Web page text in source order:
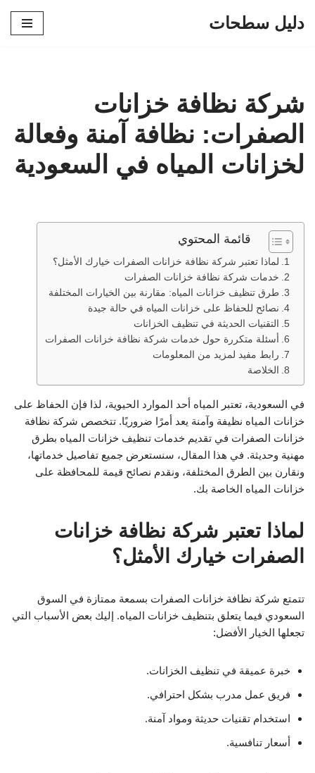
دليل سطحات
شركة نظافة خزانات
الصفرات: نظافة آمنة وفعالة
لخزانات المياه في السعودية
قائمة المحتوي
لماذا تعتبر شركة نظافة خزانات الصفرات خيارك الأمثل؟
خدمات شركة نظافة خزانات الصفرات
طرق تنظيف خزانات المياه: مقارنة بين الخيارات المختلفة
نصائح للحفاظ على خزانات المياه في حالة جيدة
التقنيات الحديثة في تنظيف الخزانات
أسئلة متكررة حول خدمات شركة نظافة خزانات الصفرات
رابط مفيد لمزيد من المعلومات
الخلاصة
في السعودية، تعتبر المياه أحد الموارد الحيوية، لذا فإن الحفاظ على
خزانات المياه نظيفة وآمنة يعد أمرًا ضروريًا. تتخصص شركة نظافة
خزانات الصفرات في تقديم خدمات تنظيف خزانات المياه بطرق
مهنية وحديثة. في هذا المقال، سنستعرض جميع تفاصيل خدماتها،
ونقارن بين الطرق المختلفة، ونقدم نصائح قيمة للمحافظة على
خزانات المياه الخاصة بك.
لماذا تعتبر شركة نظافة خزانات
الصفرات خيارك الأمثل؟
تتمتع شركة نظافة خزانات الصفرات بسمعة ممتازة في السوق
السعودي فيما يتعلق بتنظيف خزانات المياه. إليك بعض الأسباب التي
تجعلها الخيار الأفضل:
خبرة عميقة في تنظيف الخزانات.
فريق عمل مدرب بشكل احترافي.
استخدام تقنيات حديثة ومواد آمنة.
أسعار تنافسية.